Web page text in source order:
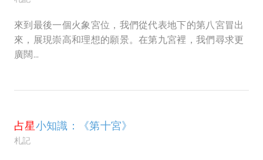
來到最後一個火象宮位，我們從代表地下的第八宮冒出
來，展現崇高和理想的願景。在第九宮裡，我們尋求更
廣闊...
占星小知識：《第十宮》
札記